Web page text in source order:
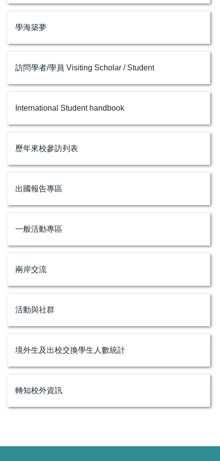
學海築夢
訪問學者/學員 Visiting Scholar / Student
International Student handbook
歷年來校參訪列表
出國報告專區
一般活動專區
兩岸交流
活動與社群
境外生及出校交換學生人數統計
轉知校外資訊